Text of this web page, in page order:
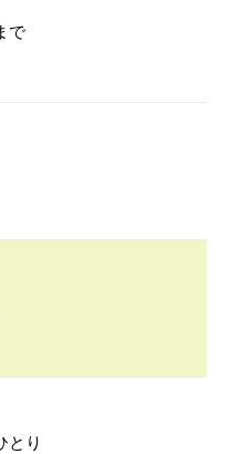
で
とり